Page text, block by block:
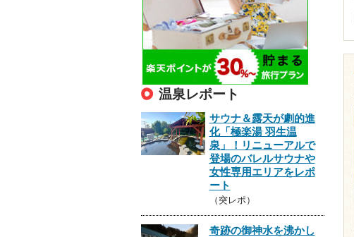
温泉レポート
サウナ＆露天が劇的進
化「極楽湯 羽生温
泉」！リニューアルで
登場のバレルサウナや
女性専用エリアをレポ
ート
（突レポ）
奇跡の御神水を沸かし